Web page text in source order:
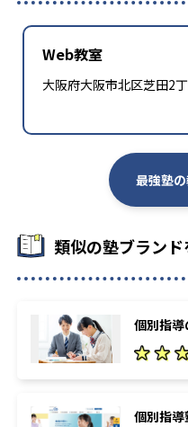
Web教室
大阪府大阪市北区芝田2
最強塾
類似の塾ブラン
個別指
個別指